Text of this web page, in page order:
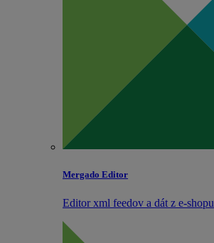
Mergado Editor
Editor xml feedov a dát z e‑shopu